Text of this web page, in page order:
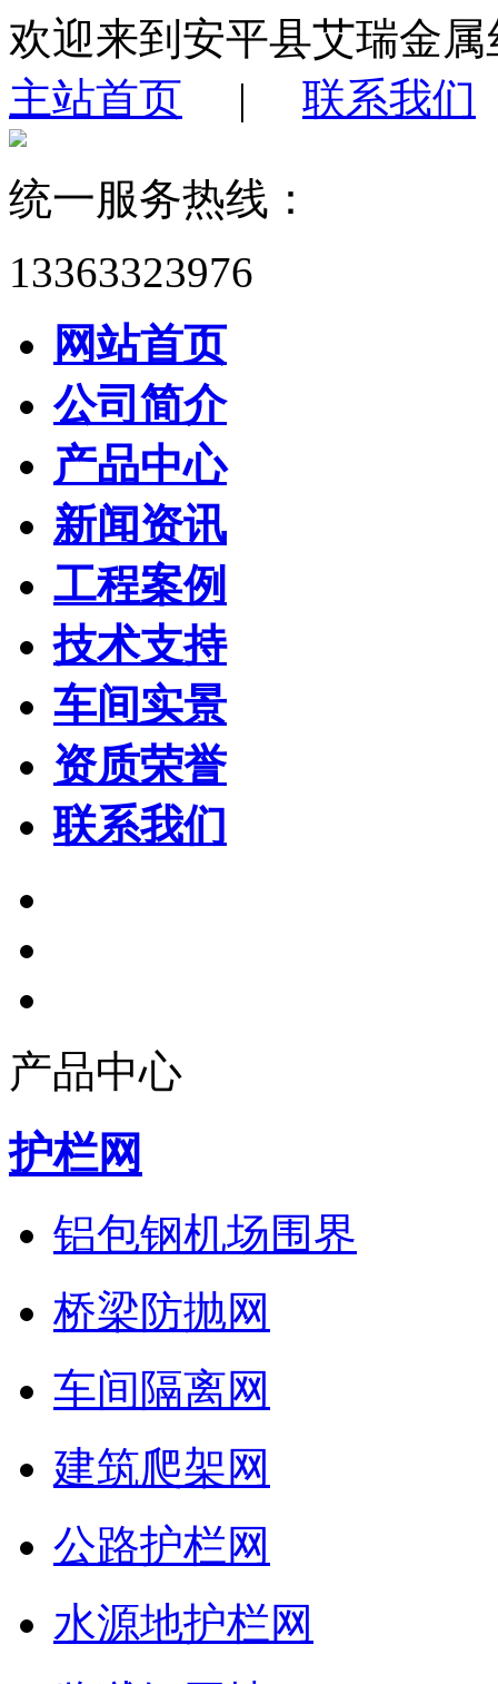
欢迎来到安平县艾瑞金
主站首页 | 联系我们
统一服务热线：
13363323976
网站首页
公司简介
产品中心
新闻资讯
工程案例
技术支持
车间实景
资质荣誉
联系我们
产品中心
护栏网
铝包钢机场围界
桥梁防抛网
车间隔离网
建筑爬架网
公路护栏网
水源地护栏网